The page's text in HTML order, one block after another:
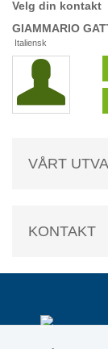
Velg din kontakt
GIAMMARIO
Italiensk
VÅRT
KONTAKT